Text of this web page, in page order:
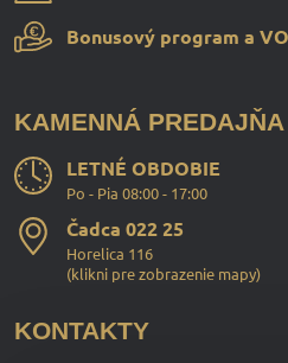
Bonusový program a
KAMENNÁ PREDAJŇA
LETNÉ OBDOBIE
Po - Pia 08:00 - 17:00
Čadca 022 25
Horelica 116
(klikni pre zobrazenie mapy)
KONTAKTY